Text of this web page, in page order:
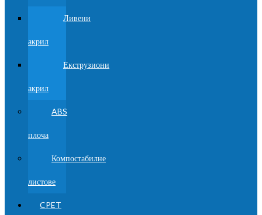
Ливени
акрил
Екструзиони
акрил
ABS
плоча
Компостабилне
листове
CPET